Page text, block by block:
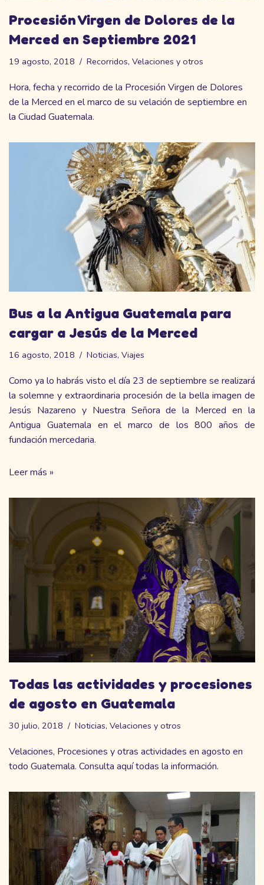
Procesión Virgen de Dolores de la
Merced en Septiembre 2021
19 agosto, 2018 Recorridos, Velaciones y otros
Hora, fecha y recorrido de la Procesión Virgen de Dolores
de la Merced en el marco de su velación de septiembre en
la Ciudad Guatemala.
Bus a la Antigua Guatemala para
cargar a Jesús de la Merced
16 agosto, 2018 Noticias, Viajes
Como ya lo habrás visto el día 23 de septiembre se realizará
la solemne y extraordinaria procesión de la bella imagen de
Jesús Nazareno y Nuestra Señora de la Merced en la
Antigua Guatemala en el marco de los 800 años de
fundación mercedaria.
Leer más »
Todas las actividades y procesiones
de agosto en Guatemala
30 julio, 2018 Noticias, Velaciones y otros
Velaciones, Procesiones y otras actividades en agosto en
todo Guatemala. Consulta aquí todas la información.